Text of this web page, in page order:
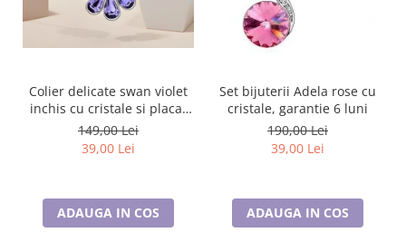
Colier delicate swan violet
inchis cu cristale si placat
cu aur
149,00 Lei
39,00 Lei
ADAUGA IN COS
Set bijuterii Adela rose cu
cristale, garantie 6 luni
190,00 Lei
39,00 Lei
ADAUGA IN COS